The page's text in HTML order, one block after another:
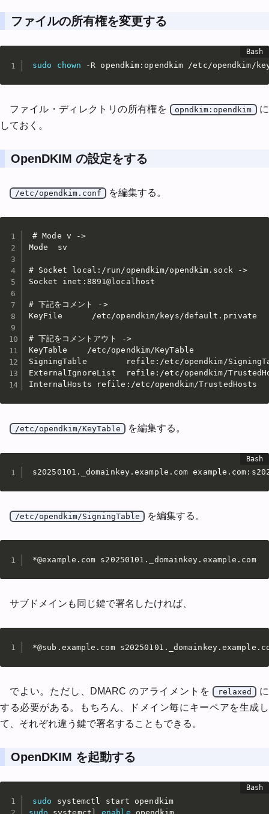
ファイルの所有権を変更する
sudo chown -R opendkim:opendkim /etc/opendkim/
ファイル・ディレクトリの所有権を opndkim:opendkim に
しておく。
OpenDKIM の設定をする
/etc/opendkim.conf を編集する。
# Mode v ->
Mode  sv
# Socket local:/run/opendkim/opendkim.sock ->
Socket inet:8891@localhost
# 下記をコメント ->
KeyFile      /etc/opendkim/keys/default.private
# 下記をコメントアウト ->
KeyTable    /etc/opendkim/KeyTable
SigningTable        refile:/etc/opendkim/
ExternalIgnoreList  refile:/etc/opendkim/
InternalHosts refile:/etc/opendkim/TrustedHosts
/etc/opendkim/KeyTable を編集する。
s20250101._domainkey.example.com
/etc/opendkim/SigningTable を編集する。
*@example.com s20250101._domainkey.example.com
サブドメインも同じ鍵で署名したければ、
*@sub.example.com
でよい。ただし、DMARC のアライメントを relaxed
に
する必要がある。もちろん、ドメイン毎にキーペアを生成し
て、それぞれ違う鍵で署名することもできる。
OpenDKIM を起動する
sudo
systemctl start opendkim